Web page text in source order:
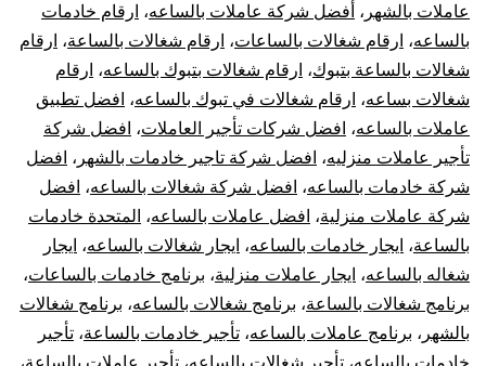
عاملات بالشهر ، أفضل شركة عاملات بالساعه، ارقام خادمات
بالساعه، ارقام شغالات بالساعات، ارقام شغالات بالساعة، ارقام
شغالات بالساعة بتبوك، ارقام شغالات بتبوك بالساعه، ارقام
شغالات بساعه، ارقام شغالات في تبوك بالساعه، افضل تطبيق
عاملات بالساعه، افضل شركات تأجير العاملات، افضل شركة
تأجير عاملات منزليه، افضل شركة تاجير خادمات بالشهر ، افضل
شركة خادمات بالساعه، افضل شركة شغالات بالساعه، افضل
شركة عاملات منزلية، افضل عاملات بالساعه، المتحدة خادمات
بالساعة، ايجار خادمات بالساعه، ايجار شغالات بالساعه، ايجار
شغاله بالساعه، ايجار عاملات منزلية، برنامج خادمات بالساعات،
برنامج شغالات بالساعة، برنامج شغالات بالساعه، برنامج شغالات
بالشهر ، برنامج عاملات بالساعه، تأجير خادمات بالساعة، تأجير